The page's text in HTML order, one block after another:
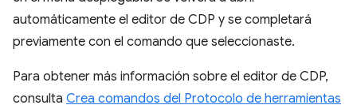
automáticamente el editor de CDP y se completará
previamente con el comando que seleccionaste.
Para obtener más información sobre el editor de CDP,
consulta Crea comandos del Protocolo de herramientas